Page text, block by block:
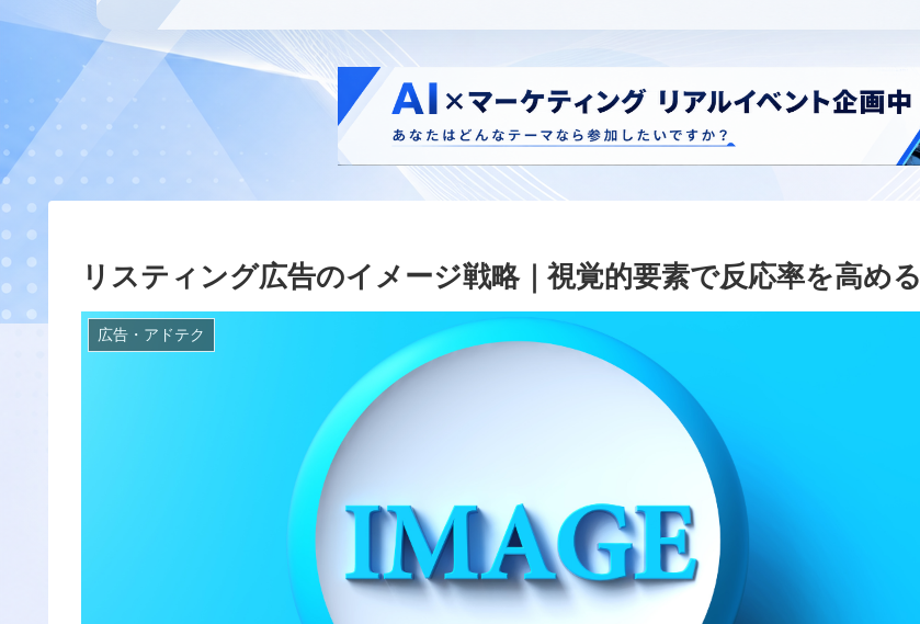
リスティング広告のイメージ戦略｜視覚的要素で反応率を高める
広告・アドテク